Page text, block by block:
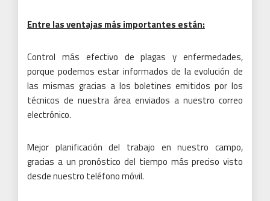
Entre las ventajas más importantes están:
Control más efectivo de plagas y enfermedades,
porque podemos estar informados de la evolución de
las mismas gracias a los boletines emitidos por los
técnicos de nuestra área enviados a nuestro correo
electrónico.
Mejor planificación del trabajo en nuestro campo,
gracias a un pronóstico del tiempo más preciso visto
desde nuestro teléfono móvil.